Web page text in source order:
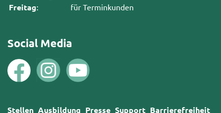
Freitag: für Terminkunden
Social Media
Stellen Ausbildung Presse Support Barrierefreiheit